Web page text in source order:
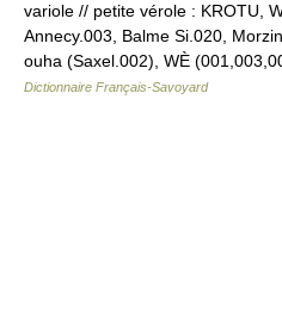
variole // petite vérole : KROTU,
Annecy.003, Balme Si.020,
ouha (Saxel.002), WÈ
Dictionnaire Français-Savoyard